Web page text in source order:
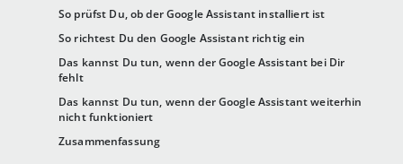
So prüfst Du, ob der Google Assistant installiert ist
So richtest Du den Google Assistant richtig ein
Das kannst Du tun, wenn der Google Assistant bei Dir
fehlt
Das kannst Du tun, wenn der Google Assistant weiterhin
nicht funktioniert
Zusammenfassung